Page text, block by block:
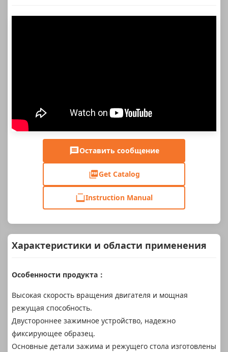
Оставить сообщение
Get Catalog
Instruction Manual
Характеристики и области применения
Особенности продукта：
Высокая скорость вращения двигателя и мощная
режущая способность.
Двустороннее зажимное устройство, надежно
фиксирующее образец.
Основные детали зажима и режущего стола изготовлены